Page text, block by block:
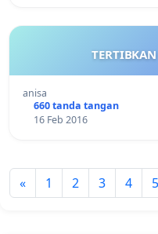
anisa
660 tanda tangan
16 Feb 2016
« 1 2 3 4 5